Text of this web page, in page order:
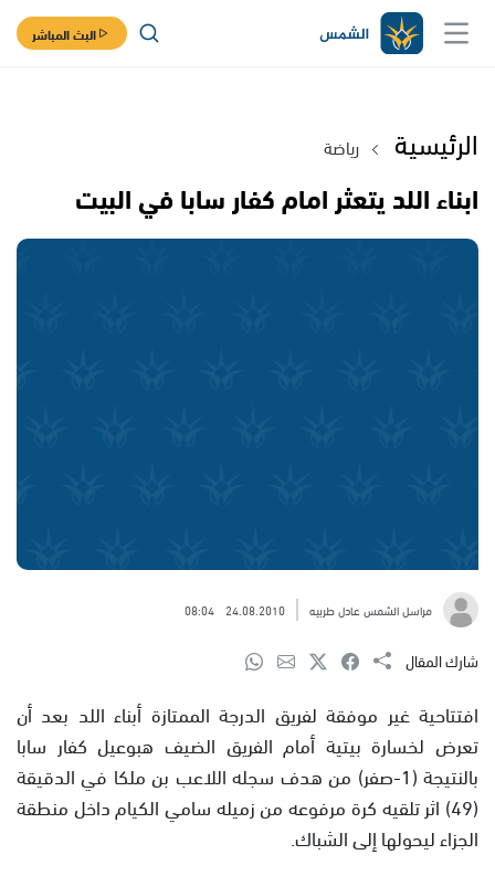
البث المباشر
الرئيسية رياضة
ابناء اللد يتعثر امام كفار سابا في البيت
مراسل الشمس عادل طربيه 24.08.2010
08:04
شارك المقال
افتتاحية غير موفقة لفريق الدرجة الممتازة أبناء اللد بعد أن
تعرض لخسارة بيتية أمام الفريق الضيف هبوعيل كفار سابا
بالنتيجة (1-صفر) من هدف سجله اللاعب بن ملكا في الدقيقة
(49) اثر تلقيه كرة مرفوعه من زميله سامي الكيام داخل منطقة
الجزاء ليحولها إلى الشباك.